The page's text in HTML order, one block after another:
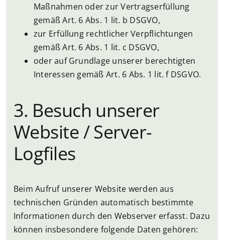
Maßnahmen oder zur Vertragserfüllung
gemäß Art. 6 Abs. 1 lit. b DSGVO,
zur Erfüllung rechtlicher Verpflichtungen
gemäß Art. 6 Abs. 1 lit. c DSGVO,
oder auf Grundlage unserer berechtigten
Interessen gemäß Art. 6 Abs. 1 lit. f DSGVO.
3. Besuch unserer
Website / Server-
Logfiles
Beim Aufruf unserer Website werden aus
technischen Gründen automatisch bestimmte
Informationen durch den Webserver erfasst. Dazu
können insbesondere folgende Daten gehören: